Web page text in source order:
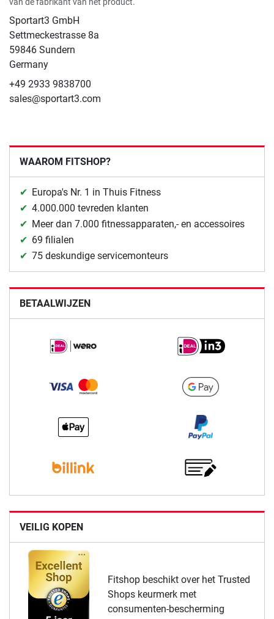
Sportart3 GmbH
Settmeckestrasse 8a
59846 Sundern
Germany
+49 2933 9838700
sales@sportart3.com
WAAROM FITSHOP?
Europa's Nr. 1 in Thuis Fitness
4.000.000 tevreden klanten
Meer dan 7.000 fitnessapparaten,- en accessoires
69 filialen
75 deskundige servicemonteurs
BETAALWIJZEN
VEILIG KOPEN
Fitshop beschikt over het Trusted
Shops keurmerk met
consumenten-bescherming